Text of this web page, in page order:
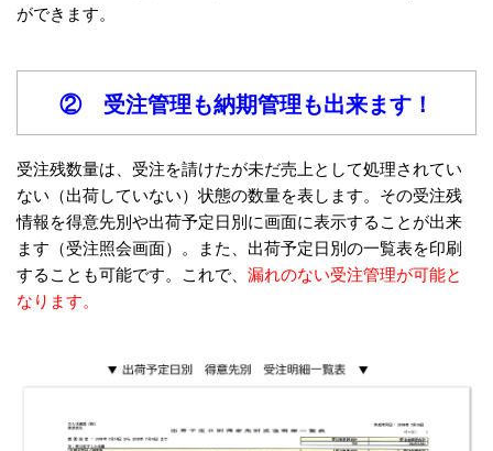
ができます。
② 受注管理も納期管理も出来ます！
受注残数量は、受注を請けたが未だ売上として処理されてい
ない（出荷していない）状態の数量を表します。その受注残
情報を得意先別や出荷予定日別に画面に表示することが出来
ます（受注照会画面）。また、出荷予定日別の一覧表を印刷
することも可能です。 これで、 漏れのない受注管理が可能と
なります。